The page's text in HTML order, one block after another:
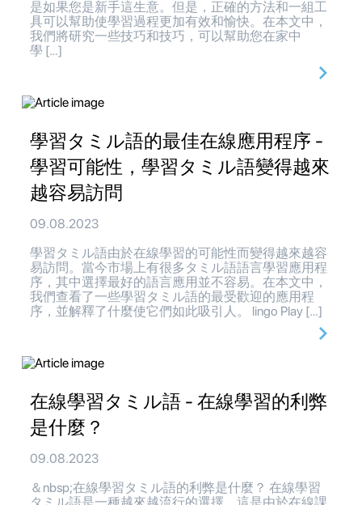
是如果您是新手這生意。但是，正確的方法和一組工
具可以幫助使學習過程更加有效和愉快。在本文中，
我們將研究一些技巧和技巧，可以幫助您在家中
學 […]
學習タミル語的最佳在線應用程序 -
學習可能性，學習タミル語變得越來
越容易訪問
09.08.2023
學習タミル語由於在線學習的可能性而變得越來越容
易訪問。當今市場上有很多タミル語語言學習應用程
序，其中選擇最好的語言應用並不容易。在本文中，
我們查看了一些學習タミル語的最受歡迎的應用程
序，並解釋了什麼使它們如此吸引人。 lingo Play […]
在線學習タミル語 - 在線學習的利弊
是什麼？
09.08.2023
＆nbsp;在線學習タミル語的利弊是什麼？ 在線學習